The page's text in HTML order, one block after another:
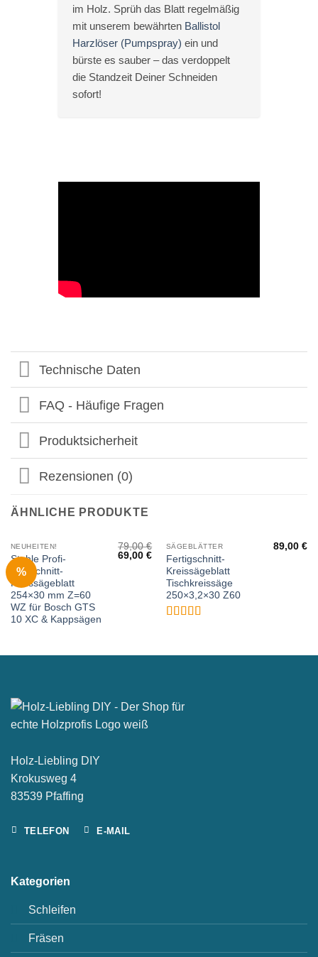
im Holz. Sprüh das Blatt regelmäßig
mit unserem bewährten Ballistol
Harzlöser (Pumpspray) ein und
bürste es sauber – das verdoppelt
die Standzeit Deiner Schneiden
sofort!
Technische Daten
FAQ - Häufige Fragen
Produktsicherheit
Rezensionen (0)
ÄHNLICHE PRODUKTE
%
NEUHEITEN!
Stehle Profi-
Feinschnitt-
Kreissägeblatt
254×30 mm Z=60
WZ für Bosch GTS
10 XC & Kappsägen
79,00€
Ursprünglicher
69,00€Aktueller
Preis
69,00 €.
SÄGEBLÄTTER
Fertigschnitt-
Kreissägeblatt
Tischkreissäge
250×3,2×30 Z60
89,00€
Holz-Liebling DIY
Krokusweg 4
83539 Pfaffing
TELEFON E-MAIL
Kategorien
Schleifen
Fräsen